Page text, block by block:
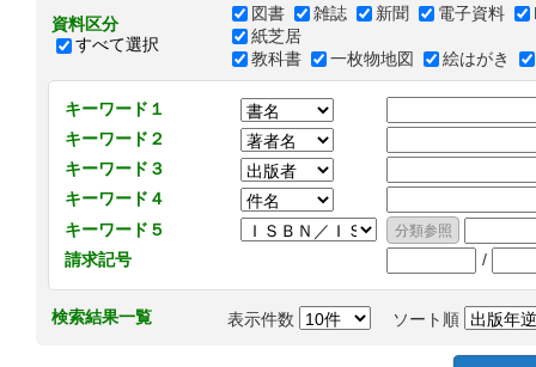
資料区分
すべて選択
図書 雑誌 新聞 電子資料
紙芝居
教科書
一枚物地図 絵はがき
キーワード１
キーワード２
キーワード３
キーワード４
キーワード５
請求記号
/
検索結果一覧 表示件数 ソート順